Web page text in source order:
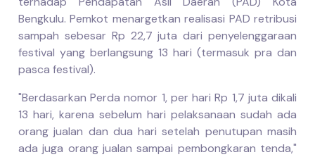
Bengkulu. Pemkot menargetkan realisasi PAD retribusi
sampah sebesar Rp 22,7 juta dari penyelenggaraan
festival yang berlangsung 13 hari (termasuk pra dan
pasca festival).
"Berdasarkan Perda nomor 1, per hari Rp 1,7 juta dikali
13 hari, karena sebelum hari pelaksanaan sudah ada
orang jualan dan dua hari setelah penutupan masih
ada juga orang jualan sampai pembongkaran tenda,"